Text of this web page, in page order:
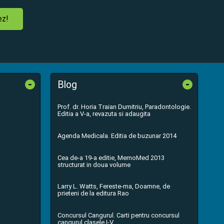
- Blog -
Prof. dr. Horia Traian Dumitriu, Paradontologie.
Editia a V-a, revazuta si adaugita
Agenda Medicala. Editia de buzunar 2014
Cea de-a 19-a editie, MemoMed 2013
structurat in doua volume
Larry L. Watts, Fereste-ma, Doamne, de
prieteni de la editura Rao
Concursul Cangurul. Carti pentru concursul
cangurul clasele I-V